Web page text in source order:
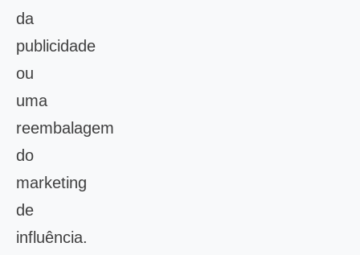
da
publicidade
ou
uma
reembalagem
do
marketing
de
influência.